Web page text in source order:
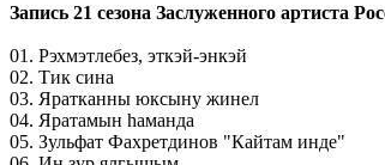
Запись 21 сезона Заслуженного артиста
01. Рэхмэтлебез, эткэй-энкэй
02. Тик сина
03. Яратканны юксыну жинел
04. Яратамын hаманда
05. Зульфат Фахретдинов "Кайтам инде"